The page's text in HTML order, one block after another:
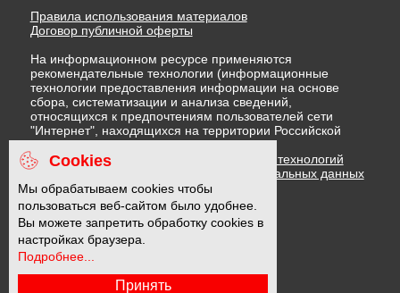
Правила использования материалов
Договор публичной оферты
На информационном ресурсе применяются
рекомендательные технологии (информационные
технологии предоставления информации на основе
сбора, систематизации и анализа сведений,
относящихся к предпочтениям пользователей сети
"Интернет", находящихся на территории Российской
Федерации)
Правила применения рекомендательных технологий
Политика в отношении обработки персональных данных
Политика обработки файлов cookie
16 +
Cookies
Мы обрабатываем cookies чтобы
пользоваться веб-сайтом было удобнее.
Вы можете запретить обработку cookies в
настройках браузера.
Подробнее...
Принять